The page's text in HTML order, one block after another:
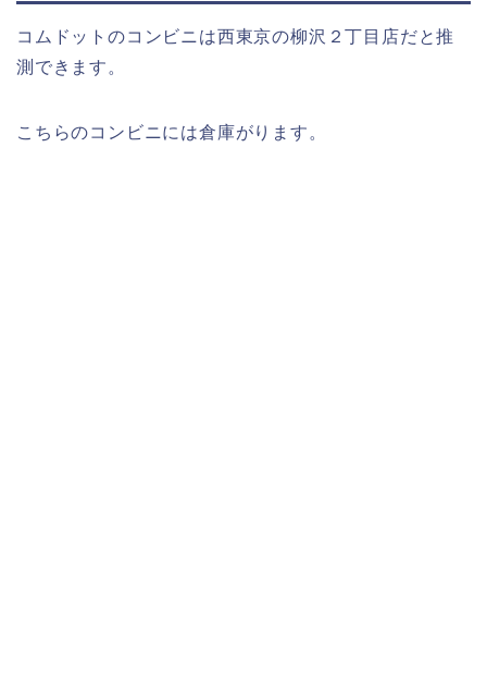
コムドットのコンビニは西東京の柳沢２丁目店だと推
測できます。
こちらのコンビニには倉庫がります。